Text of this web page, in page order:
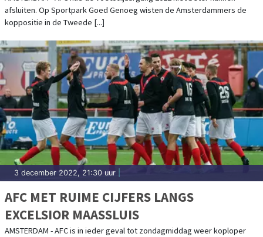
afsluiten. Op Sportpark Goed Genoeg wisten de Amsterdammers de
koppositie in de Tweede [...]
3 december 2022, 21:30 uur
AFC MET RUIME CIJFERS LANGS
EXCELSIOR MAASSLUIS
AMSTERDAM - AFC is in ieder geval tot zondagmiddag weer koploper